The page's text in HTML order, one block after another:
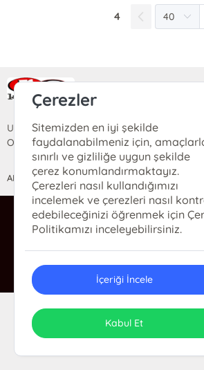
4
Ra Yayın Kitabevi
Uzun Sokak Saray Çarşısı Lara Sineması
Ortahisar/TRABZON
ANASAYFA YARDIM İLETİŞİM
0(462) 326 49 71
© 2024 Ra Kitabevi. Her
Tasarım & Uygulama
Çerezler
Sitemizden en iyi şekilde
faydalanabilmeniz için,
sınırlı ve gizliliğe uygun şekilde
çerez konumlandırmaktayız.
Çerezleri nasıl kullandığımızı
incelemek ve çerezleri nasıl
edebileceğinizi öğrenmek için
Politikamızı inceleyebilirsiniz.
İçeriği İncele
Kabul Et